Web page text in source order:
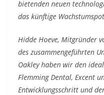
bietenden neuen
das künftige
Hidde Hoeve, Mitgründer
des zusammengeführten
Oakley haben wir den
Flemming Dental, Excent
Entwicklungsschritt und